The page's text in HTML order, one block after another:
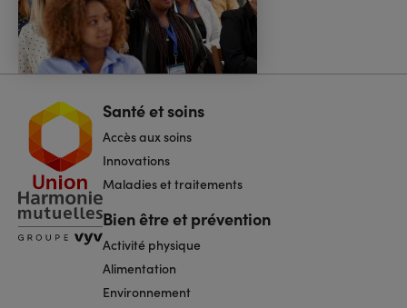
Navigation
de
page
Santé et soins
Accès aux soins
Innovations
Maladies et traitements
Bien être et prévention
Activité physique
Alimentation
Environnement